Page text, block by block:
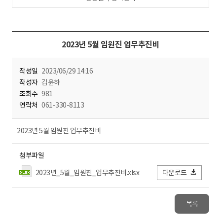
2023년 5월 임원진 업무추진비
작성일 2023/06/29 14:16
작성자 김윤하
조회수 981
연락처 061-330-8113
2023년 5월 임원진 업무추진비
첨부파일
2023년_5월_임원진_업무추진비.xlsx
다운로드
목록